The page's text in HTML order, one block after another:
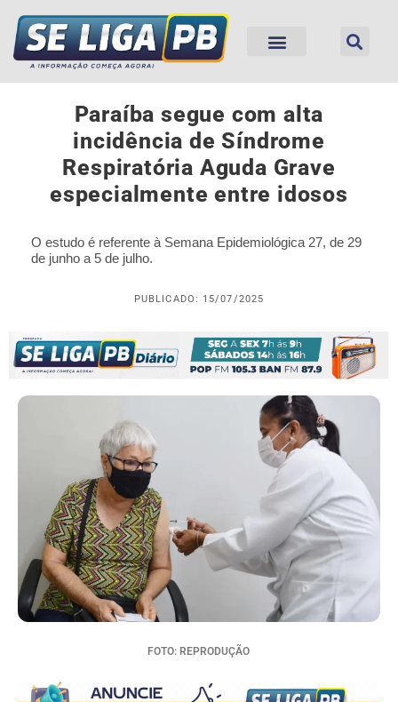
Paraíba segue com alta
incidência de Síndrome
Respiratória Aguda Grave
especialmente entre idosos
O estudo é referente à Semana Epidemiológica 27, de 29
de junho a 5 de julho.
PUBLICADO: 15/07/2025
FOTO: REPRODUÇÃO